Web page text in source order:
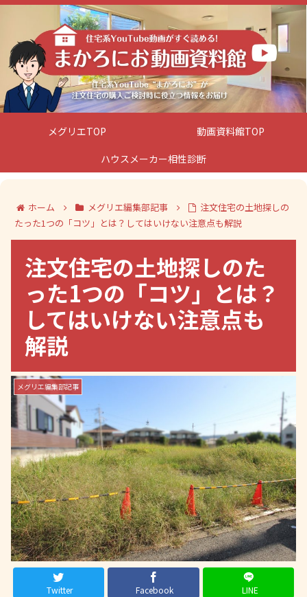
メグリエTOP
動画資料館TOP
ハウスメーカー相性診断
ホーム メグリエ編集部記事
注文住宅の土地探しの
たった1つの「コツ」とは？してはいけない注意点も解説
注文住宅の土地探しのた
った1つの「コツ」とは？
してはいけない注意点も
解説
メグリエ編集部記事
Twitter Facebook LINE